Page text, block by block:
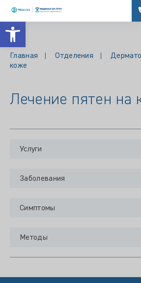
Открыть панель инструментов
Главная Отделения
коже
Лечение пятен на
Услуги
Заболевания
Симптомы
Методы